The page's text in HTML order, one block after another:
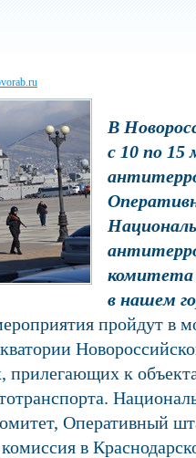
В
с 10 по
комитета
в нашем
пройдут в
прилегающих к
Оперативный
в